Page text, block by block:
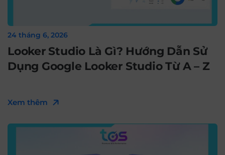
24 tháng 6, 2026
Looker Studio Là Gì? Hướng Dẫn Sử
Dụng Google Looker Studio Từ A – Z
Xem thêm